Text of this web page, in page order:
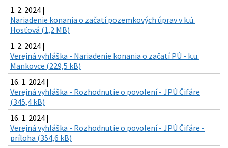
1. 2. 2024 |
Nariadenie konania o začatí pozemkových úprav v k.ú.
Hosťová (1,2 MB)
1. 2. 2024 |
Verejná vyhláška - Nariadenie konania o začatí PÚ - k.u.
Mankovce (229,5 kB)
16. 1. 2024 |
Verejná vyhláška - Rozhodnutie o povolení - JPÚ Čifáre
(345,4 kB)
16. 1. 2024 |
Verejná vyhláška - Rozhodnutie o povolení - JPÚ Čifáre -
príloha (354,6 kB)